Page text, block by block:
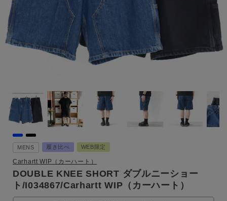
MENS 履き比べ WEB限定
Carhartt WIP（カーハート）
DOUBLE KNEE SHORT ダブルニーショー
ト/I034867/Carhartt WIP（カーハート）